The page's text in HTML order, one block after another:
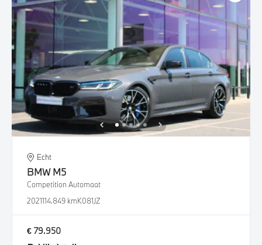
Echt
BMW M5
Competition Automaat
2021114.849 kmK081JZ
€ 79.950